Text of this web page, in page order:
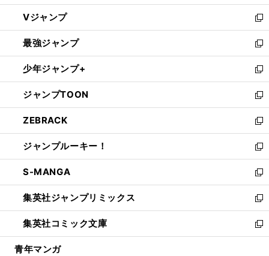
ウ
ィ
ン
ド
ウ
で
開
く
し
い
ウ
ィ
ン
ド
ウ
で
開
く
Vジャンプ
新
し
い
ウ
ィ
ン
ド
ウ
で
開
く
最強ジャンプ
新
し
い
ウ
ィ
ン
ド
ウ
で
開
く
少年ジャンプ+
新
し
い
ウ
ィ
ン
ド
ウ
で
開
く
ジャンプTOON
新
し
い
ウ
ィ
ン
ド
ウ
で
開
く
ZEBRACK
新
し
い
ウ
ィ
ン
ド
ウ
で
開
ジャンプルーキー！
新
し
い
ウ
ィ
ン
ド
ウ
S-MANGA
新
し
い
ウ
ィ
ン
集英社ジャンプリミックス
新
し
い
ウ
集英社コミック文庫
新
し
青年マンガ